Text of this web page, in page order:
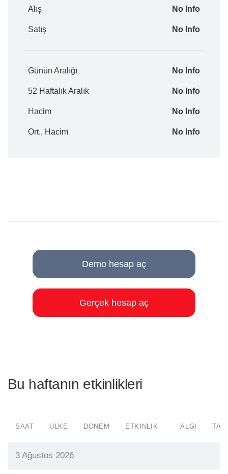
Alış No Info
Satış No Info
Günün Aralığı No Info
52 Haftalık Aralık No Info
Hacim No Info
Ort., Hacim No Info
Demo hesap aç
Gerçek hesap aç
Bu haftanın etkinlikleri
SAAT ÜLKE DÖNEM ETKINLIK ALGI
3 Ağustos 2026